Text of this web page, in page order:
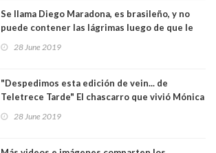
Se llama Diego Maradona, es brasileño, y no
puede contener las lágrimas luego de que le
regalaran un entrada para ver a Argentina. Ver
28 June 2019
"Despedimos esta edición de vein... de
Teletrece Tarde" El chascarro que vivió Mónica
Pérez. Ver Video
28 June 2019